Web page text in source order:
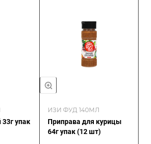
упак
ИЗИ ФУД 140МЛ
Приправа для курицы
64г упак (12 шт)